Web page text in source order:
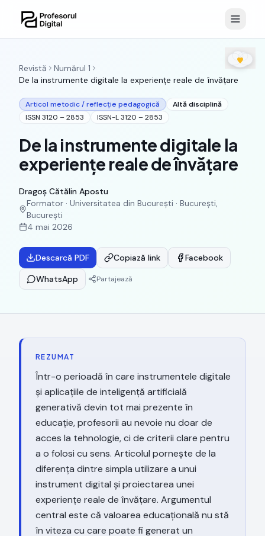
Revistă Numărul 1
De la instrumente digitale la experiențe reale de învățare
Articol metodic / reflecție pedagogică
Altă disciplină
ISSN 3120 – 2853 ISSN-L3120 – 2853
De la instrumente digitale la
experiențe reale de învățare
Dragoș Cătălin Apostu
Formator · Universitatea din București · București,
București
4 mai 2026
Descarcă PDF Copiază link
Facebook
WhatsApp
Partajează
REZUMAT
Într-o perioadă în care instrumentele digitale
și aplicațiile de inteligență artificială
generativă devin tot mai prezente în
educație, profesorii au nevoie nu doar de
acces la tehnologie, ci de criterii clare pentru
a o folosi cu sens. Articolul pornește de la
diferența dintre simpla utilizare a unui
instrument digital și proiectarea unei
experiențe reale de învățare. Argumentul
central este că valoarea educațională nu stă
în viteza cu care poate fi generat un